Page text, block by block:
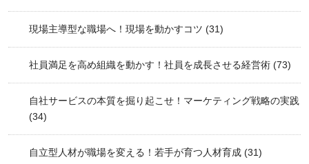
現場主導型な職場へ！現場を動かすコツ (31)
社員満足を高め組織を動かす！社員を成長させる経営術 (73)
自社サービスの本質を掘り起こせ！マーケティング戦略の実践
(34)
自立型人材が職場を変える！若手が育つ人材育成 (31)